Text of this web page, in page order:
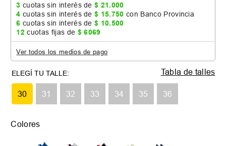
3 cuotas sin interés de$ 21.000
4 cuotas sin interés de$ 15.750 con Banco Provincia
6 cuotas sin interés de$ 10.500
12 cuotas fijas de $ 6069
Ver todos los medios de pago
30 31 32 33 34 35 36
Tabla de talles
Colores